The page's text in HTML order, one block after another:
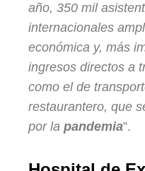
año, 350 mil
internacionales
económica y, más
ingresos directos a
como el de
restaurantero, que
por la pandemia”.